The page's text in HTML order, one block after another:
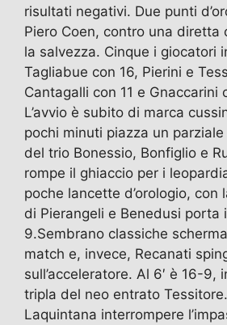
risultati negativi. Due punti
Piero Coen, contro una diretta
la salvezza. Cinque i giocatori
Tagliabue con 16, Pierini e
Cantagalli con 11 e Gnaccarini
L’avvio è subito di marca
pochi minuti piazza un
del trio Bonessio, Bonfiglio e
rompe il ghiaccio per i
poche lancette d’orologio, con
di Pierangeli e Benedusi porta
9.Sembrano classiche
match e, invece, Recanati
sull’acceleratore. Al 6′ è 16-9,
tripla del neo entrato
Laquintana interrompere